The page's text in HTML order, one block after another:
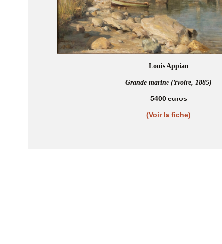
Louis Appian
Grande marine (Yvoire, 1885)
5400 euros
(Voir la fiche)